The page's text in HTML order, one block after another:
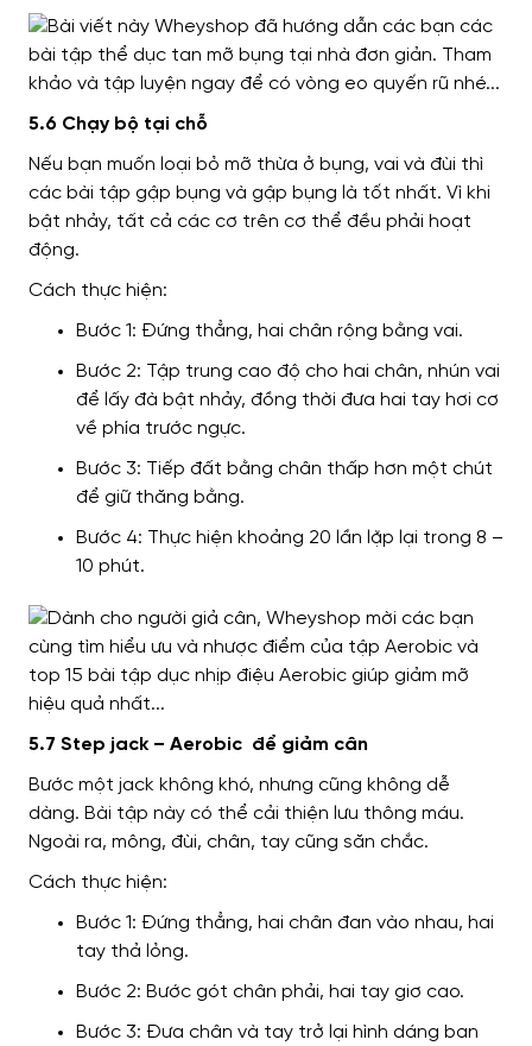
5.6 Chạy bộ tại chỗ
Nếu bạn muốn loại bỏ mỡ thừa ở bụng, vai và đùi thì
các bài tập gập bụng và gập bụng là tốt nhất. Vì khi
bật nhảy, tất cả các cơ trên cơ thể đều phải hoạt
động.
Cách thực hiện:
Bước 1: Đứng thẳng, hai chân rộng bằng vai.
Bước 2: Tập trung cao độ cho hai chân, nhún vai
để lấy đà bật nhảy, đồng thời đưa hai tay hơi cơ
về phía trước ngực.
Bước 3: Tiếp đất bằng chân thấp hơn một chút
để giữ thăng bằng.
Bước 4: Thực hiện khoảng 20 lần lặp lại trong 8 –
10 phút.
5.7 Step jack – Aerobic để giảm cân
Bước một jack không khó, nhưng cũng không dễ
dàng. Bài tập này có thể cải thiện lưu thông máu.
Ngoài ra, mông, đùi, chân, tay cũng săn chắc.
Cách thực hiện:
Bước 1: Đứng thẳng, hai chân đan vào nhau, hai
tay thả lỏng.
Bước 2: Bước gót chân phải, hai tay giơ cao.
Bước 3: Đưa chân và tay trở lại hình dáng ban